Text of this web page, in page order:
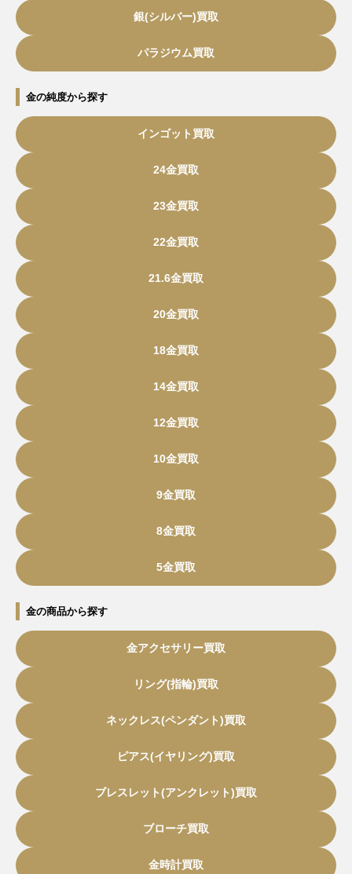
銀(シルバー)買取
パラジウム買取
金の純度から探す
インゴット買取
24金買取
23金買取
22金買取
21.6金買取
20金買取
18金買取
14金買取
12金買取
10金買取
9金買取
8金買取
5金買取
金の商品から探す
金アクセサリー買取
リング(指輪)買取
ネックレス(ペンダント)買取
ピアス(イヤリング)買取
ブレスレット(アンクレット)買取
ブローチ買取
金時計買取